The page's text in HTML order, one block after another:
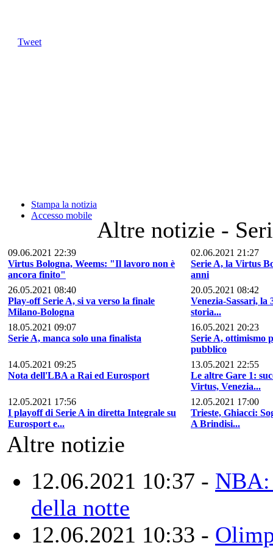
Tweet
Stampa la notizia
Accesso mobile
Altre notizie -
09.06.2021 22:39
Virtus Bologna, Weems: "Il lavoro non è
ancora finito"
02.06.2021 21:27
Serie A, la Virtus
anni
26.05.2021 08:40
Play-off Serie A, si va verso la finale
Milano-Bologna
20.05.2021 08:42
Venezia-Sassari,
storia...
18.05.2021 09:07
Serie A, manca solo una finalista
16.05.2021 20:23
Serie A, ottimismo
pubblico
14.05.2021 09:25
Nota dell'LBA a Rai ed Eurosport
13.05.2021 22:55
Le altre Gare 1:
Virtus, Venezia...
12.05.2021 17:56
I playoff di Serie A in diretta Integrale su
Eurosport e...
12.05.2021 17:00
Trieste, Ghiacci:
A Brindisi...
Altre notizie
12.06.2021 10:37 - NBA:
della notte
12.06.2021 10:33 -